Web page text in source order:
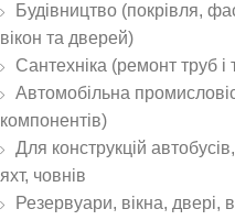
Будівництво (покрівля,
вікон та дверей)
Сантехніка (ремонт труб і
Автомобільна
компонентів)
Для конструкцій
яхт, човнів
Резервуари, вікна, двері,